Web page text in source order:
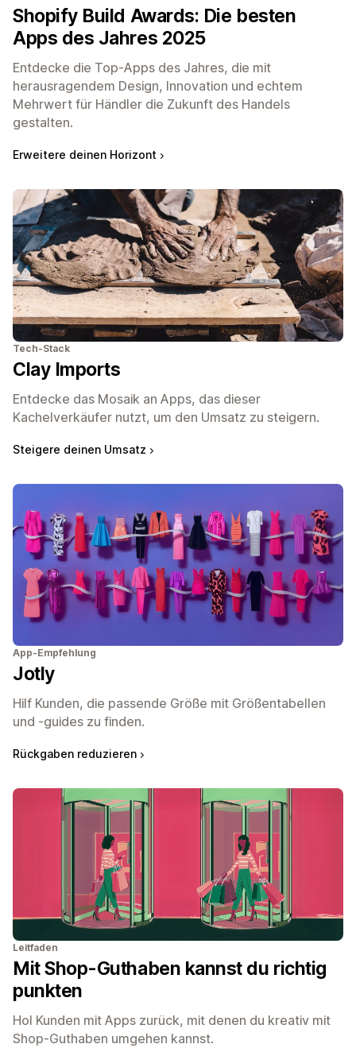
Shopify Build Awards: Die besten
Apps des Jahres 2025
Entdecke die Top-Apps des Jahres, die mit
herausragendem Design, Innovation und echtem
Mehrwert für Händler die Zukunft des Handels
gestalten.
Erweitere deinen Horizont
Tech-Stack
Clay Imports
Entdecke das Mosaik an Apps, das dieser
Kachelverkäufer nutzt, um den Umsatz zu steigern.
Steigere deinen Umsatz
App-Empfehlung
Jotly
Hilf Kunden, die passende Größe mit Größentabellen
und -guides zu finden.
Rückgaben reduzieren
Leitfaden
Mit Shop-Guthaben kannst du richtig
punkten
Hol Kunden mit Apps zurück, mit denen du kreativ mit
Shop-Guthaben umgehen kannst.